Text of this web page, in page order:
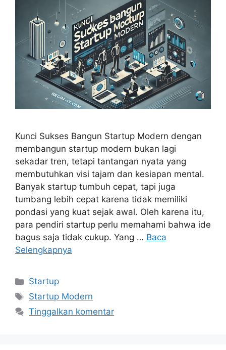
Kunci Sukses Bangun Startup Modern dengan
membangun startup modern bukan lagi
sekadar tren, tetapi tantangan nyata yang
membutuhkan visi tajam dan kesiapan mental.
Banyak startup tumbuh cepat, tapi juga
tumbang lebih cepat karena tidak memiliki
pondasi yang kuat sejak awal. Oleh karena itu,
para pendiri startup perlu memahami bahwa ide
bagus saja tidak cukup. Yang … Baca
Selengkapnya
Kategori
Startup
Tag
Startup Modern
Tinggalkan komentar